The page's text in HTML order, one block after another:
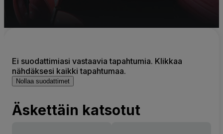
Ei suodattimiasi vastaavia tapahtumia. Klikkaa
nähdäksesi kaikki tapahtumaa.
Nollaa suodattimet
Äskettäin katsotut